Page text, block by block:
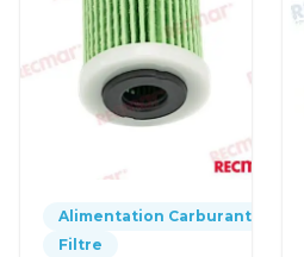
Alimentation Carburant
Filtre